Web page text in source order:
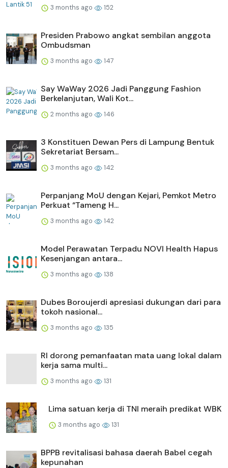
3 months ago 152
Presiden Prabowo angkat sembilan anggota
Ombudsman
3 months ago 147
Say WaWay 2026 Jadi Panggung Fashion
Berkelanjutan, Wali Kot...
2 months ago 146
3 Konstituen Dewan Pers di Lampung Bentuk
Sekretariat Bersam...
3 months ago 142
Perpanjang MoU dengan Kejari, Pemkot Metro
Perkuat “Tameng H...
3 months ago 142
Model Perawatan Terpadu NOVI Health Hapus
Kesenjangan antara...
3 months ago 138
Dubes Boroujerdi apresiasi dukungan dari para
tokoh nasional...
3 months ago 135
RI dorong pemanfaatan mata uang lokal dalam
kerja sama multi...
3 months ago 131
Lima satuan kerja di TNI meraih predikat WBK
3 months ago 131
BPPB revitalisasi bahasa daerah Babel cegah
kepunahan